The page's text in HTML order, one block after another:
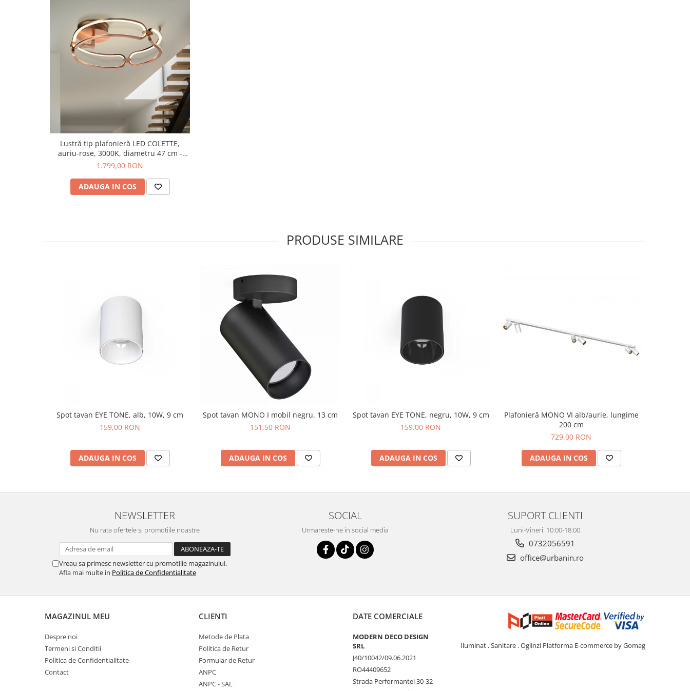
Lustră tip plafonieră LED COLETTE,
auriu-rose, 3000K, diametru 47 cm -
SCHULLER
1.799,00 RON
ADAUGA IN COS
PRODUSE SIMILARE
Spot tavan EYE TONE, alb, 10W, 9 cm
159,00 RON
ADAUGA IN COS
Spot tavan MONO I mobil negru, 13 cm
151,50 RON
ADAUGA IN COS
Spot tavan EYE TONE, negru, 10W, 9 cm
159,00 RON
ADAUGA IN COS
Plafonieră MONO VI alb/aurie, lungime
200 cm
729,00 RON
ADAUGA IN COS
NEWSLETTER
Nu rata ofertele si promotiile noastre
Vreau sa primesc newsletter cu promotiile magazinului.
Afla mai multe in Politica de Confidentialitate
SOCIAL
Urmareste-ne in social media
SUPORT CLIENTI
Luni-Vineri: 10:00-18:00
0732056591
office@urbanin.ro
MAGAZINUL MEU
Despre noi
Termeni si Conditii
Politica de Confidentialitate
Contact
CLIENTI
Metode de Plata
Politica de Retur
Formular de Retur
ANPC
ANPC - SAL
DATE COMERCIALE
MODERN DECO DESIGN
SRL
J40/10042/09.06.2021
RO44409652
Strada Performantei 30-32
Iluminat . Sanitare . Oglinzi Platforma E-commerce by Gomag